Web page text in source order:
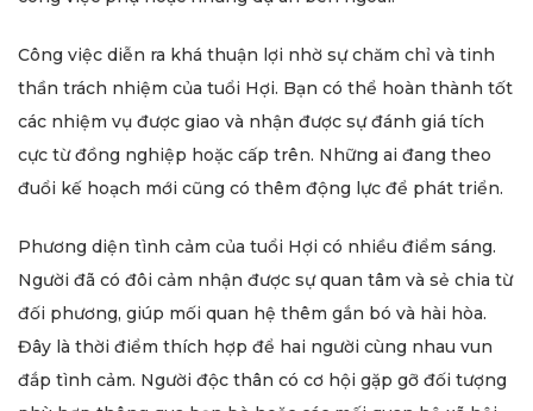
Công việc diễn ra khá thuận lợi nhờ sự chăm chỉ và tinh
thần trách nhiệm của tuổi Hợi. Bạn có thể hoàn thành tốt
các nhiệm vụ được giao và nhận được sự đánh giá tích
cực từ đồng nghiệp hoặc cấp trên. Những ai đang theo
đuổi kế hoạch mới cũng có thêm động lực để phát triển.
Phương diện tình cảm của tuổi Hợi có nhiều điểm sáng.
Người đã có đôi cảm nhận được sự quan tâm và sẻ chia từ
đối phương, giúp mối quan hệ thêm gắn bó và hài hòa.
Đây là thời điểm thích hợp để hai người cùng nhau vun
đắp tình cảm. Người độc thân có cơ hội gặp gỡ đối tượng